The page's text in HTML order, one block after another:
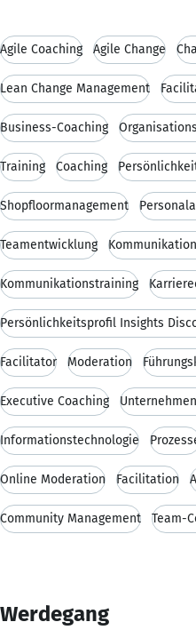
Agile Coaching Agile Change
Lean Change Management
Business-Coaching
Training Coaching
Shopfloormanagement
Teamentwicklung
Kommunikationstraining
Persönlichkeitsprofil Insights
Facilitator Moderation
Executive Coaching
Informationstechnologie
Online Moderation Facilitation
Community Management Team-
Werdegang